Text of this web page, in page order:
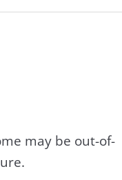
may be out-of-